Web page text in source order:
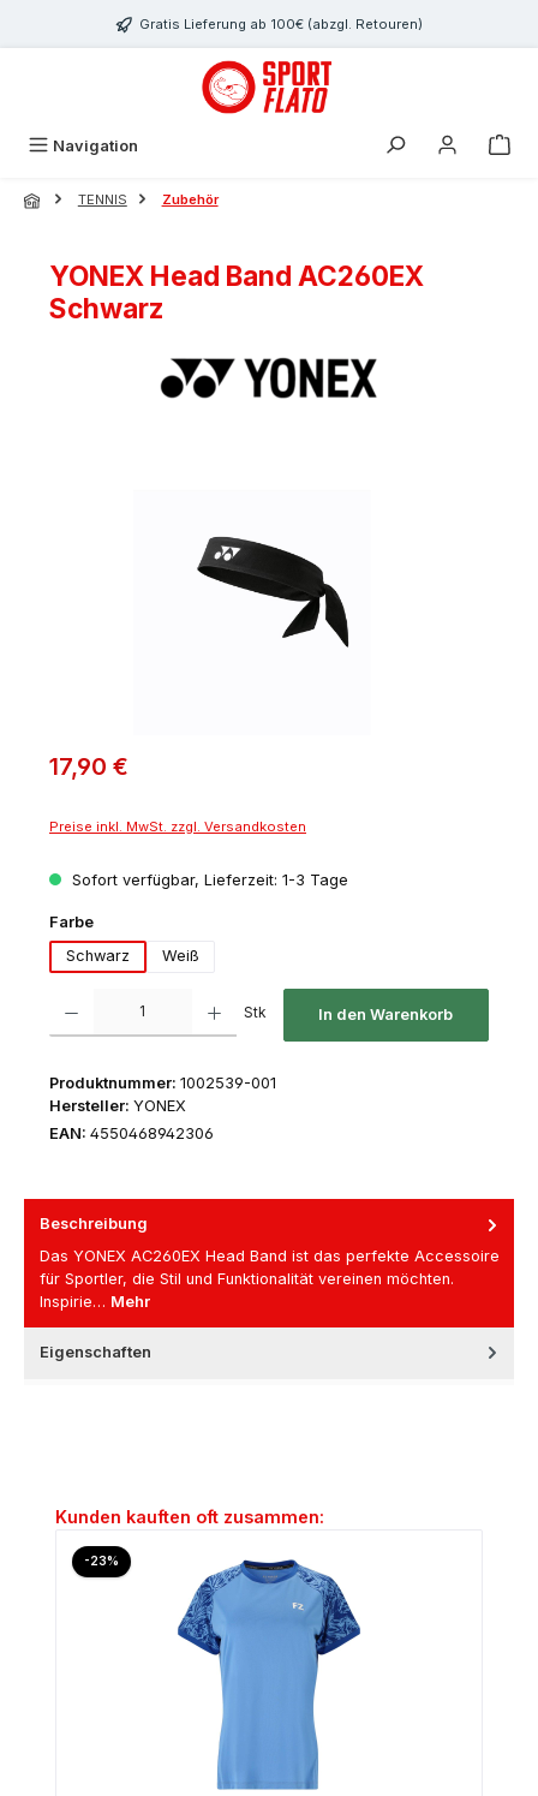
Zum Hauptinhalt springenGratis Lieferung ab 100€ (abzgl. Retouren)
Navigation
TENNIS Zubehör
YONEX Head Band AC260EX
Schwarz
17,90 €
Preise inkl. MwSt. zzgl. Versandkosten
Sofort verfügbar, Lieferzeit: 1-3 Tage
Farbeauswählen
Schwarz
Weiß
Stk In den Warenkorb
Produktnummer: 1002539-001
Hersteller: YONEX
EAN: 4550468942306
Beschreibung
Das YONEX AC260EX Head Band ist das perfekte Accessoire
für Sportler, die Stil und Funktionalität vereinen möchten.
Inspirie… Mehr
Eigenschaften
Produktgalerie überspringen
Kunden kauften oft zusammen:
-23%Rabatt